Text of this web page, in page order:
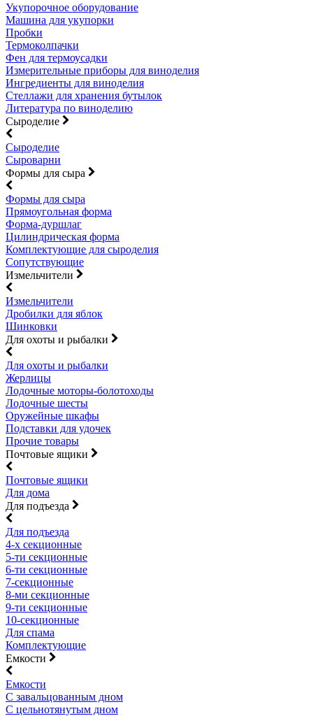
Укупорочное оборудование
Машина для укупорки
Пробки
Термоколпачки
Фен для термоусадки
Измерительные приборы для виноделия
Ингредиенты для виноделия
Стеллажи для хранения бутылок
Литература по виноделию
Сыроделие
Сыроделие
Сыроварни
Формы для сыра
Формы для сыра
Прямоугольная форма
Форма-дуршлаг
Цилиндрическая форма
Комплектующие для сыроделия
Сопутствующие
Измельчители
Измельчители
Дробилки для яблок
Шинковки
Для охоты и рыбалки
Для охоты и рыбалки
Жерлицы
Лодочные моторы-болотоходы
Лодочные шесты
Оружейные шкафы
Подставки для удочек
Прочие товары
Почтовые ящики
Почтовые ящики
Для дома
Для подъезда
Для подъезда
4-х секционные
5-ти секционные
6-ти секционные
7-секционные
8-ми секционные
9-ти секционные
10-секционные
Для спама
Комплектующие
Емкости
Емкости
С завальцованным дном
С цельнотянутым дном